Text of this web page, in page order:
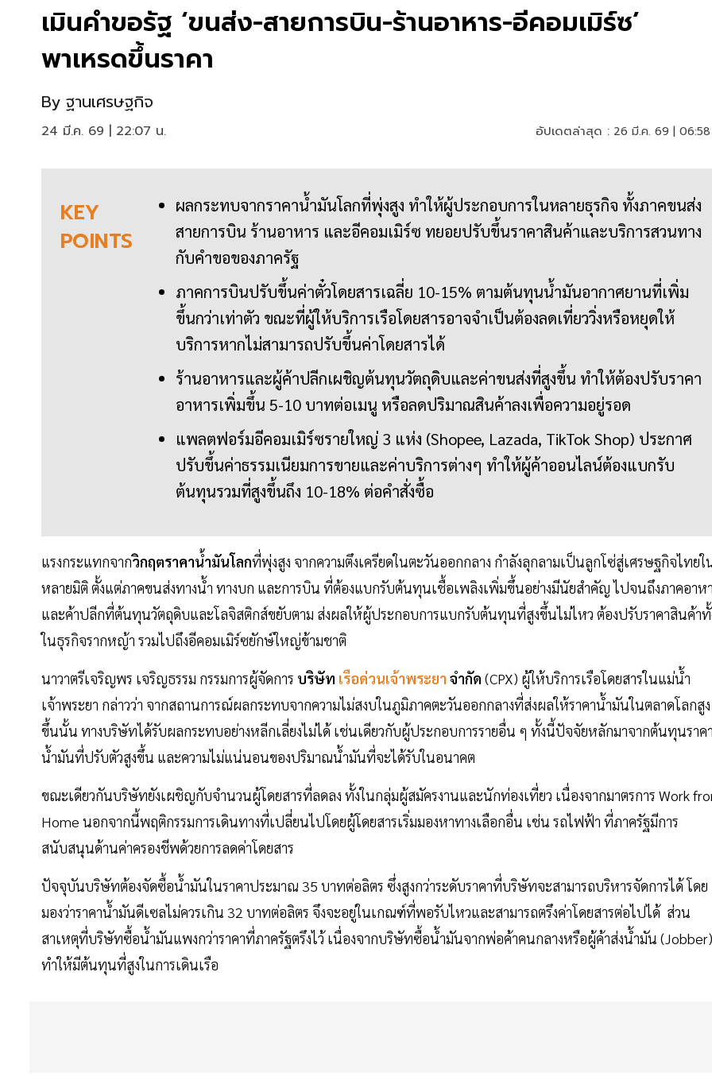
เมินคำขอรัฐ ‘ขนส่ง-สายการบิน-ร้านอาหาร-อีคอมเมิร์ซ’
พาเหรดขึ้นราคา
By ฐานเศรษฐกิจ
24 มี.ค. 69 | 22:07 น. อัปเดตล่าสุด : 26 มี.ค. 69 |
KEY
POINTS
ผลกระทบจากราคาน้ำมันโลกที่พุ่งสูง ทำให้ผู้ประกอบการในหลายธุรกิจ ทั้งภาคขนส่ง
สายการบิน ร้านอาหาร และอีคอมเมิร์ซ ทยอยปรับขึ้นราคาสินค้าและบริการสวนทาง
กับคำขอของภาครัฐ
ภาคการบินปรับขึ้นค่าตั๋วโดยสารเฉลี่ย 10-15% ตามต้นทุนน้ำมันอากาศยานที่เพิ่ม
ขึ้นกว่าเท่าตัว ขณะที่ผู้ให้บริการเรือโดยสารอาจจำเป็นต้องลดเที่ยววิ่งหรือหยุดให้
บริการหากไม่สามารถปรับขึ้นค่าโดยสารได้
ร้านอาหารและผู้ค้าปลีกเผชิญต้นทุนวัตถุดิบและค่าขนส่งที่สูงขึ้น ทำให้ต้องปรับราคา
อาหารเพิ่มขึ้น 5-10 บาทต่อเมนู หรือลดปริมาณสินค้าลงเพื่อความอยู่รอด
แพลตฟอร์มอีคอมเมิร์ซรายใหญ่ 3 แห่ง (Shopee, Lazada, TikTok Shop) ประกาศ
ปรับขึ้นค่าธรรมเนียมการขายและค่าบริการต่างๆ ทำให้ผู้ค้าออนไลน์ต้องแบกรับ
ต้นทุนรวมที่สูงขึ้นถึง 10-18% ต่อคำสั่งซื้อ
แรงกระแทกจากวิกฤตราคาน้ำมันโลกที่พุ่งสูง จากความตึงเครียดในตะวันออกกลาง กำลังลุกลามเป็นลูกโซ่สู่เศรษฐกิจไทยใ
หลายมิติ ตั้งแต่ภาคขนส่งทางน้ำ ทางบก และการบิน ที่ต้องแบกรับต้นทุนเชื้อเพลิงเพิ่มขึ้นอย่างมีนัยสำคัญ ไปจนถึงภาคอาห
และค้าปลีกที่ต้นทุนวัตถุดิบและโลจิสติกส์ขยับตาม ส่งผลให้ผู้ประกอบการแบกรับต้นทุนที่สูงขึ้นไม่ไหว ต้องปรับราคาสินค้าทั้
ในธุรกิจรากหญ้า รวมไปถึงอีคอมเมิร์ซยักษ์ใหญ่ข้ามชาติ
นาวาตรีเจริญพร เจริญธรรม กรรมการผู้จัดการ บริษัท เรือด่วนเจ้าพระยา จำกัด (CPX) ผู้ให้บริการเรือโดยสารในแม่น้ำ
เจ้าพระยา กล่าวว่า จากสถานการณ์ผลกระทบจากความไม่สงบในภูมิภาคตะวันออกกลางที่ส่งผลให้ราคาน้ำมันในตลาดโลกสูง
ขึ้นนั้น ทางบริษัทได้รับผลกระทบอย่างหลีกเลี่ยงไม่ได้ เช่นเดียวกับผู้ประกอบการรายอื่น ๆ ทั้งนี้ปัจจัยหลักมาจากต้นทุนราค
น้ำมันที่ปรับตัวสูงขึ้น และความไม่แน่นอนของปริมาณน้ำมันที่จะได้รับในอนาคต
ขณะเดียวกันบริษัทยังเผชิญกับจำนวนผู้โดยสารที่ลดลง ทั้งในกลุ่มผู้สมัครงานและนักท่องเที่ยว เนื่องจากมาตรการ Work
Home นอกจากนี้พฤติกรรมการเดินทางที่เปลี่ยนไปโดยผู้โดยสารเริ่มมองหาทางเลือกอื่น เช่น รถไฟฟ้า ที่ภาครัฐมีการ
สนับสนุนด้านค่าครองชีพด้วยการลดค่าโดยสาร
ปัจจุบันบริษัทต้องจัดซื้อน้ำมันในราคาประมาณ 35 บาทต่อลิตร ซึ่งสูงกว่าระดับราคาที่บริษัทจะสามารถบริหารจัดการได้ โดย
มองว่าราคาน้ำมันดีเซลไม่ควรเกิน 32 บาทต่อลิตร จึงจะอยู่ในเกณฑ์ที่พอรับไหวและสามารถตรึงค่าโดยสารต่อไปได้ ส่วน
สาเหตุที่บริษัทซื้อน้ำมันแพงกว่าราคาที่ภาครัฐตรึงไว้ เนื่องจากบริษัทซื้อน้ำมันจากพ่อค้าคนกลางหรือผู้ค้าส่งน้ำมัน (Jobber)
ทำให้มีต้นทุนที่สูงในการเดินเรือ